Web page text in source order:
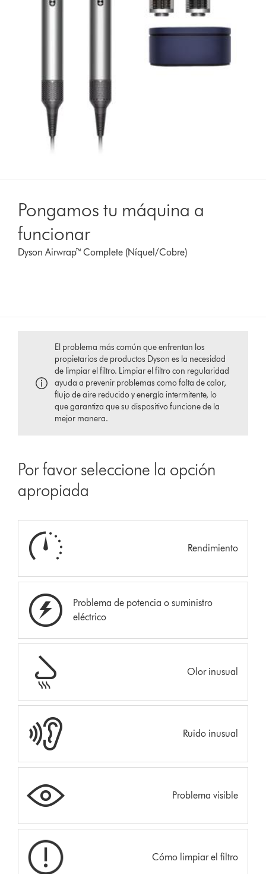
Pongamos tu máquina a
funcionar
Dyson Airwrap™ Complete (Níquel/Cobre)
El problema más común que enfrentan los
propietarios de productos Dyson es la necesidad
de limpiar el filtro. Limpiar el filtro con regularidad
ayuda a prevenir problemas como falta de calor,
flujo de aire reducido y energía intermitente, lo
que garantiza que su dispositivo funcione de la
mejor manera.
Por favor seleccione la opción
apropiada
Rendimiento
Problema de potencia o suministro
eléctrico
Olor inusual
Ruido inusual
Problema visible
Cómo limpiar el filtro